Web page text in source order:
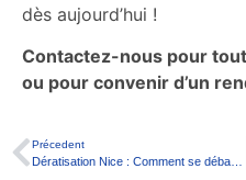
dès aujourd’hui !
Contactez-nous pour
ou pour convenir d’un
Précedent
Dératisation Nice : Comment se débarrasser des nuisibles efficacement ?